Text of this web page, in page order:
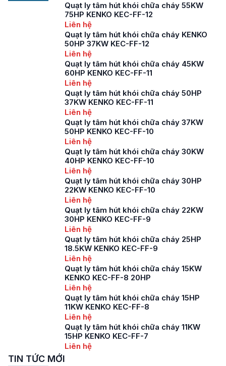
Quạt ly tâm hút khói chữa cháy 55KW
75HP KENKO KEC-FF-12
Liên hệ
Quạt ly tâm hút khói chữa cháy KENKO
50HP 37KW KEC-FF-12
Liên hệ
Quạt ly tâm hút khói chữa cháy 45KW
60HP KENKO KEC-FF-11
Liên hệ
Quạt ly tâm hút khói chữa cháy 50HP
37KW KENKO KEC-FF-11
Liên hệ
Quạt ly tâm hút khói chữa cháy 37KW
50HP KENKO KEC-FF-10
Liên hệ
Quạt ly tâm hút khói chữa cháy 30KW
40HP KENKO KEC-FF-10
Liên hệ
Quạt ly tâm hút khói chữa cháy 30HP
22KW KENKO KEC-FF-10
Liên hệ
Quạt ly tâm hút khói chữa cháy 22KW
30HP KENKO KEC-FF-9
Liên hệ
Quạt ly tâm hút khói chữa cháy 25HP
18.5KW KENKO KEC-FF-9
Liên hệ
Quạt ly tâm hút khói chữa cháy 15KW
KENKO KEC-FF-8 20HP
Liên hệ
Quạt ly tâm hút khói chữa cháy 15HP
11KW KENKO KEC-FF-8
Liên hệ
Quạt ly tâm hút khói chữa cháy 11KW
15HP KENKO KEC-FF-7
Liên hệ
TIN TỨC MỚI